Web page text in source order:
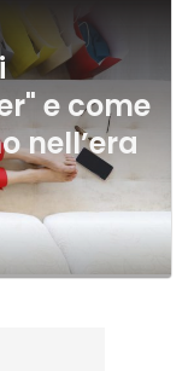
e come
nell’era